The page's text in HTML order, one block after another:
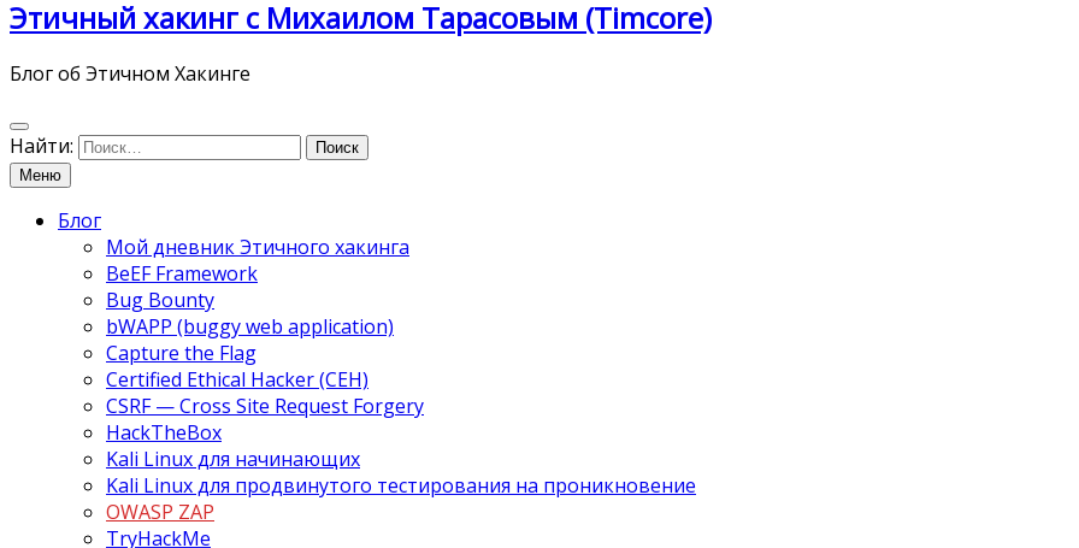
Этичный хакинг с Михаилом Тарасовым (Timcore)
Блог об Этичном Хакинге
Найти:
Меню
Блог
Мой дневник Этичного хакинга
BeEF Framework
Bug Bounty
bWAPP (buggy web application)
Capture the Flag
Certified Ethical Hacker (CEH)
CSRF — Cross Site Request Forgery
HackTheBox
Kali Linux для начинающих
Kali Linux для продвинутого тестирования на проникновение
OWASP ZAP
TryHackMe